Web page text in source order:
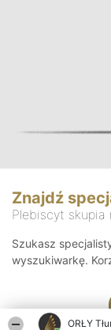
ORŁY
Znajdź
Plebiscyt skupia
Szukasz
wyszukiwarkę.